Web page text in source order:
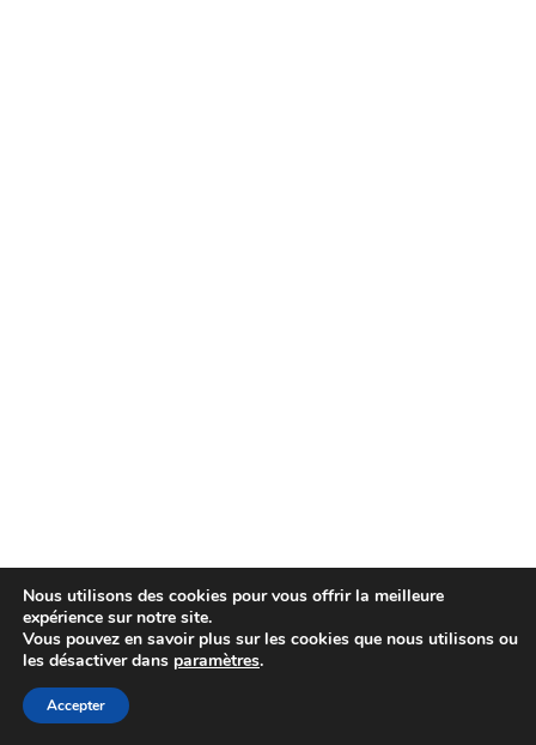
Nous utilisons des cookies pour vous offrir la meilleure
expérience sur notre site.
Vous pouvez en savoir plus sur les cookies que nous utilisons ou
les désactiver dans paramètres.
Accepter